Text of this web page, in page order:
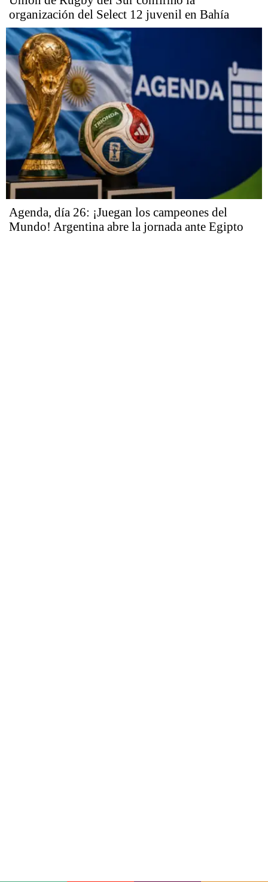
organización del Select 12 juvenil en Bahía
Agenda, día 26: ¡Juegan los campeones del
Mundo! Argentina abre la jornada ante Egipto